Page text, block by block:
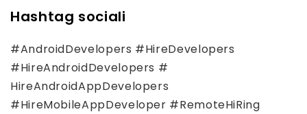
Hashtag sociali
#AndroidDevelopers #HireDevelopers
#HireAndroidDevelopers #
HireAndroidAppDevelopers
#HireMobileAppDeveloper #RemoteHiRing